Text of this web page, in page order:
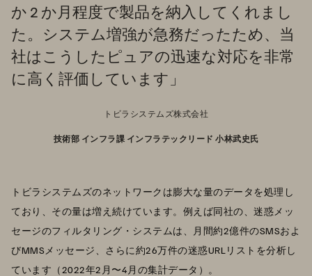
か 2 か月程度で製品を納入してくれまし
た。システム増強が急務だったため、当
社はこうしたピュアの迅速な対応を非常
に高く評価しています」
トビラシステムズ株式会社
技術部 インフラ課 インフラテックリード 小林武史氏
トビラシステムズのネットワークは膨大な量のデータを処理し
ており、その量は増え続けています。例えば同社の、迷惑メッ
セージのフィルタリング・システムは、月間約2億件のSMSおよ
びMMSメッセージ、さらに約26万件の迷惑URLリストを分析し
ています（2022年2月〜4月の集計データ）。